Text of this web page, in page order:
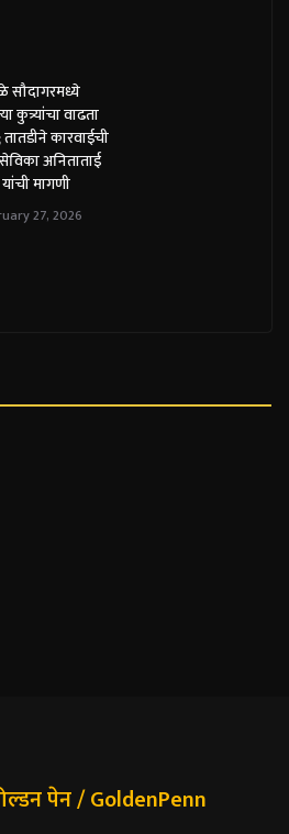
सौदागरमध्ये
कुत्र्यांचा वाढता
तातडीने कारवाईची
अनिताताई
मागणी
27, 2026
पेन / GoldenPenn